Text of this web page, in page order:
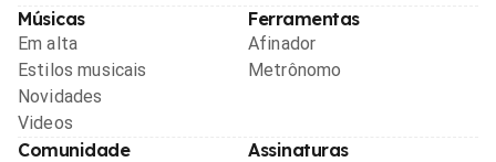
Músicas
Em alta
Estilos musicais
Novidades
Videos
Ferramentas
Afinador
Metrônomo
Comunidade Assinaturas